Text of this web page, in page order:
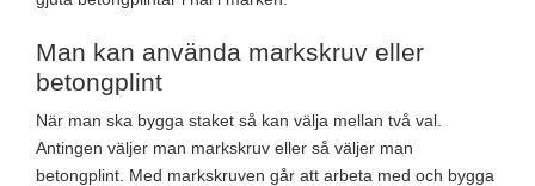
Man kan använda markskruv eller
betongplint
När man ska bygga staket så kan välja mellan två val.
Antingen väljer man markskruv eller så väljer man
betongplint. Med markskruven går att arbeta med och bygga